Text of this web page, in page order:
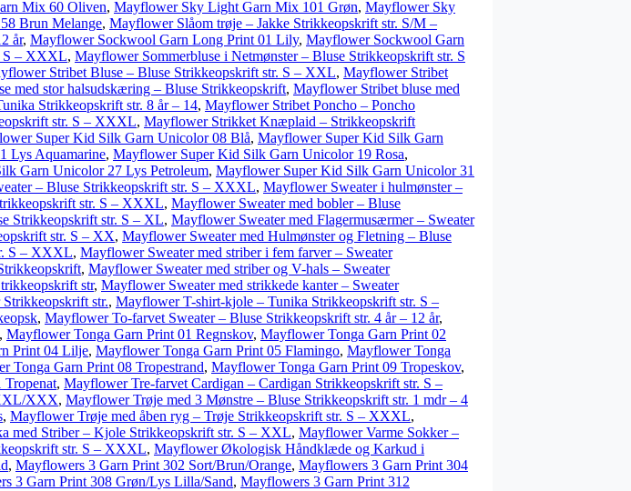
Mix 60 Oliven, Mayflower Sky Light Garn Mix 101 Grøn, Mayflower Sky
Brun Melange, Mayflower Slåom trøje – Jakke Strikkeopskrift str. S/M –
år, Mayflower Sockwool Garn Long Print 01 Lily, Mayflower Sockwool Garn
S – XXXL, Mayflower Sommerbluse i Netmønster – Bluse Strikkeopskrift str. S
Stribet Bluse – Bluse Strikkeopskrift str. S – XXL, Mayflower Stribet
med stor halsudskæring – Bluse Strikkeopskrift, Mayflower Stribet bluse med
Strikkeopskrift str. 8 år – 14, Mayflower Stribet Poncho – Poncho
str. S – XXXL, Mayflower Strikket Knæplaid – Strikkeopskrift
Super Kid Silk Garn Unicolor 08 Blå, Mayflower Super Kid Silk Garn
Lys Aquamarine, Mayflower Super Kid Silk Garn Unicolor 19 Rosa,
Garn Unicolor 27 Lys Petroleum, Mayflower Super Kid Silk Garn Unicolor 31
– Bluse Strikkeopskrift str. S – XXXL, Mayflower Sweater i hulmønster –
str. S – XXXL, Mayflower Sweater med bobler – Bluse
Strikkeopskrift str. S – XL, Mayflower Sweater med Flagermusærmer – Sweater
str. S – XX, Mayflower Sweater med Hulmønster og Fletning – Bluse
S – XXXL, Mayflower Sweater med striber i fem farver – Sweater
, Mayflower Sweater med striber og V-hals – Sweater
str, Mayflower Sweater med strikkede kanter – Sweater
str., Mayflower T-shirt-kjole – Tunika Strikkeopskrift str. S –
, Mayflower To-farvet Sweater – Bluse Strikkeopskrift str. 4 år – 12 år,
, Mayflower Tonga Garn Print 01 Regnskov, Mayflower Tonga Garn Print 02
Print 04 Lilje, Mayflower Tonga Garn Print 05 Flamingo, Mayflower Tonga
Tonga Garn Print 08 Tropestrand, Mayflower Tonga Garn Print 09 Tropeskov,
Tropenat, Mayflower Tre-farvet Cardigan – Cardigan Strikkeopskrift str. S –
XXX, Mayflower Trøje med 3 Mønstre – Bluse Strikkeopskrift str. 1 mdr – 4
, Mayflower Trøje med åben ryg – Trøje Strikkeopskrift str. S – XXXL,
med Striber – Kjole Strikkeopskrift str. S – XXL, Mayflower Varme Sokker –
str. S – XXXL, Mayflower Økologisk Håndklæde og Karkud i
, Mayflowers 3 Garn Print 302 Sort/Brun/Orange, Mayflowers 3 Garn Print 304
3 Garn Print 308 Grøn/Lys Lilla/Sand, Mayflowers 3 Garn Print 312